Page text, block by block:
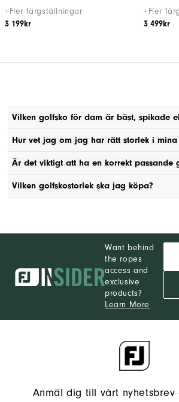
+Fler färgställningar
3 199kr
+Fler
3 499kr
Vilken golfsko för dam är bäst, spikade
Hur vet jag om jag har rätt storlek i
Är det viktigt att ha en korrekt passande
Vilken golfskostorlek ska jag köpa?
Want behind
the ropes
access and
exclusive
products?
Learn More
Anmäl dig till vårt nyhetsbrev